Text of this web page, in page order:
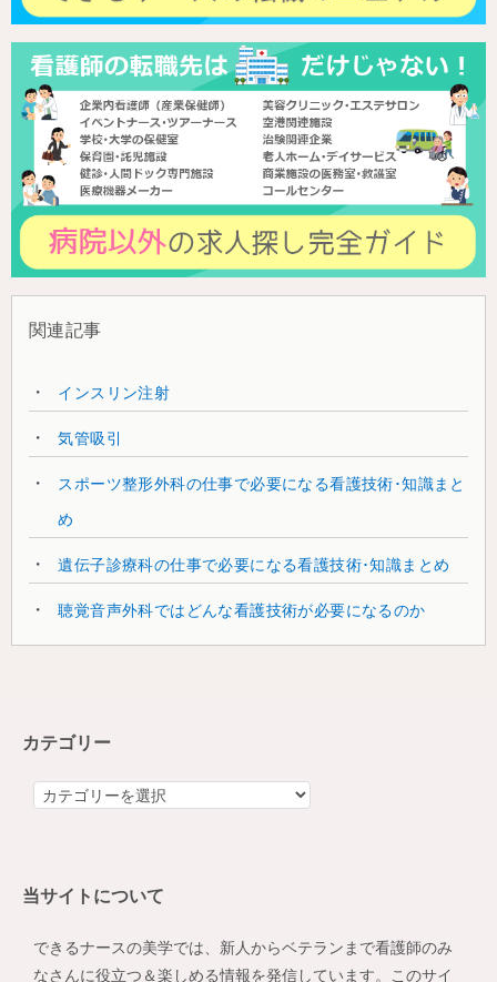
関連記事
インスリン注射
気管吸引
スポーツ整形外科の仕事で必要になる看護技術･知識まと
め
遺伝子診療科の仕事で必要になる看護技術･知識まとめ
聴覚音声外科ではどんな看護技術が必要になるのか
カテゴリー
カ
ー
当サイトについて
できるナースの美学では、新人からベテランまで看護師のみ
なさんに役立つ＆楽しめる情報を発信しています。このサイ